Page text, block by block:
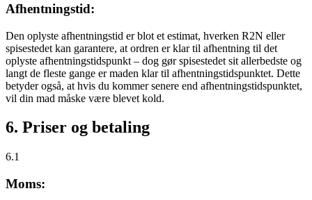
Afhentningstid:
Den oplyste afhentningstid er blot et estimat, hverken R2N eller
spisestedet kan garantere, at ordren er klar til afhentning til det
oplyste afhentningstidspunkt – dog gør spisestedet sit allerbedste og
langt de fleste gange er maden klar til afhentningstidspunktet. Dette
betyder også, at hvis du kommer senere end afhentningstidspunktet,
vil din mad måske være blevet kold.
6. Priser og betaling
6.1
Moms: